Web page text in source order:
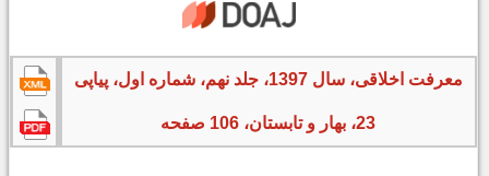
معرفت اخلاقی، سال 1397، جلد نهم، شماره اول، پیاپی
23، بهار و تابستان، 106 صفحه